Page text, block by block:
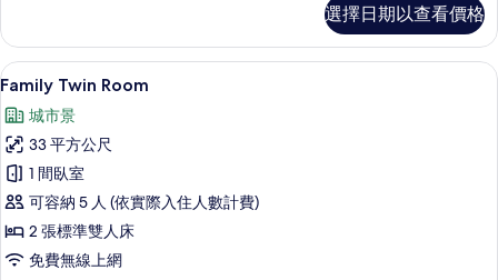
的
詳
情
選擇日期以查看價格
顯
示
Family
Twin
Room
的
所
有
客房內保險箱、遮光布/窗簾、免費無
7
Family Twin Room
城市景
33 平方公尺
1 間臥室
可容納 5 人 (依實際入住人數計費)
2 張標準雙人床
免費無線上網